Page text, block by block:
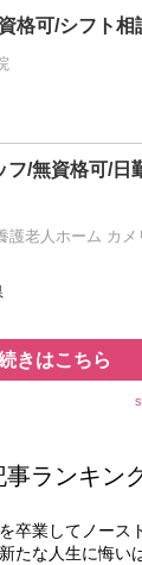
格可/シフト相
フ/無資格可/日
護老人ホーム カ
きはこちら
事ランキン
卒業してノース
たな人生に悔い